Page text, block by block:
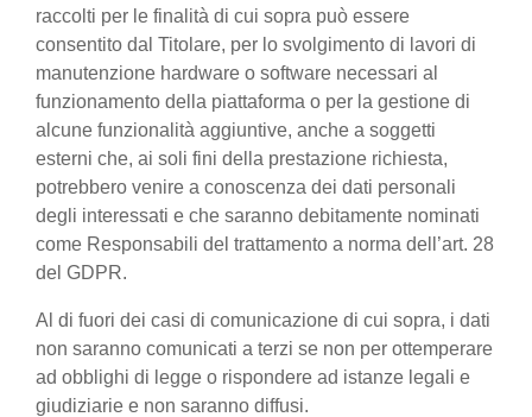
raccolti per le finalità di cui sopra può essere
consentito dal Titolare, per lo svolgimento di lavori di
manutenzione hardware o software necessari al
funzionamento della piattaforma o per la gestione di
alcune funzionalità aggiuntive, anche a soggetti
esterni che, ai soli fini della prestazione richiesta,
potrebbero venire a conoscenza dei dati personali
degli interessati e che saranno debitamente nominati
come Responsabili del trattamento a norma dell’art. 28
del GDPR.
Al di fuori dei casi di comunicazione di cui sopra, i dati
non saranno comunicati a terzi se non per ottemperare
ad obblighi di legge o rispondere ad istanze legali e
giudiziarie e non saranno diffusi.